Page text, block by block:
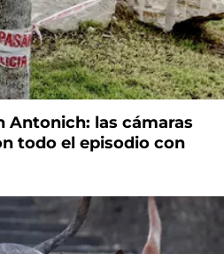
Antonich: las cámaras
todo el episodio con